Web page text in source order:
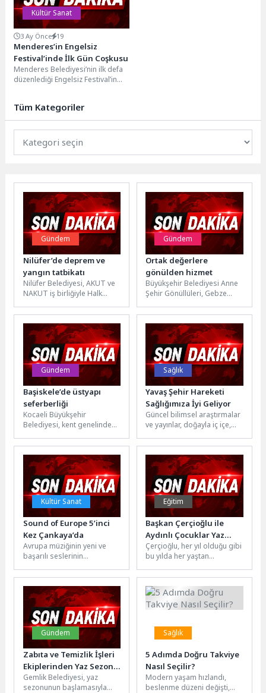
Kültür Sanat
3 Ay Önce 19
Menderes’in Engelsiz
Festival’inde İlk Gün Coşkusu
Menderes Belediyesi’nin ilk defa
düzenlediği Engelsiz Festival’in
Tüm Kategoriler
Gündem
Nilüfer’de deprem ve
yangın tatbikatı
Nilüfer Belediyesi, AKUT ve
NAKUT iş birliğiyle Halk
kapsamlı tatbikatla afetlere
karşı hazırlık...
Gündem
Ortak değerlere
gönülden hizmet
Büyükşehir Belediyesi Anne
Şehir Gönüllüleri, Gebze
Camii’nde temizlik ve çevre
düzenleme çalışması...
Gündem
Başiskele’de üstyapı
seferberliği
Kocaeli Büyükşehir
Belediyesi, kent genelinde
yatırımlarıyla hem yol
konforunu artırıyor hem de
trafik...
Sağlık
Yavaş Şehir Hareketi
Sağlığımıza İyi Geliyor
Güncel bilimsel araştırmalar
ve yayınlar, doğayla iç içe,
(sirkadiyen ritim) bir
yaşamın...
Kültür Sanat
Sound of Europe 5’inci
Kez Çankaya’da
Avrupa müziğinin yeni ve
başarılı seslerinin
bir araya geldiği Sound of
Europe Festivali,...
Eğitim
Başkan Çerçioğlu ile
Aydınlı Çocuklar Yaz
Tatilinde Eğlenirken
Öğrenecek
Çerçioğlu, her yıl olduğu gibi
bu yılda her yaştan
Etkinlikleri’ ile
buluşturacak.2025-2026
eğitim ve...
Gündem
Zabıta ve Temizlik İşleri
Ekiplerinden Yaz Sezonu
Denetimi
Gemlik Belediyesi, yaz
sezonunun başlamasıyla
Sağlık
5 Adımda Doğru Takviye
Nasıl Seçilir?
Modern yaşam hızlandı,
beslenme düzeni değişti,